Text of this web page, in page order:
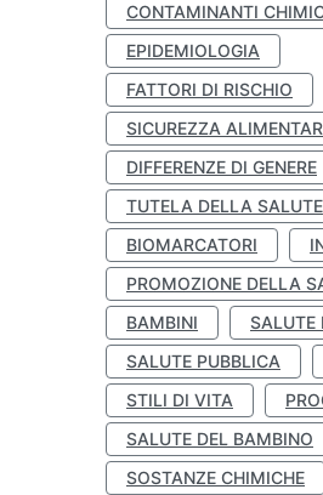
CONTAMINANTI
EPIDEMIOLOGIA
FATTORI DI RISCHIO
SICUREZZA
DIFFERENZE DI GENERE
TUTELA DELLA SALUTE
BIOMARCATORI
PROMOZIONE DELLA
BAMBINI
SALUTE
SALUTE PUBBLICA
STILI DI VITA
SALUTE DEL BAMBINO
SOSTANZE CHIMICHE